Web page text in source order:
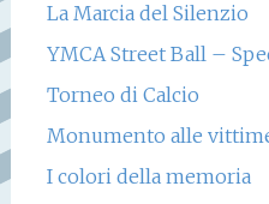
La Marcia del Silenzio
YMCA Street Ball –
Torneo di Calcio
Monumento alle
I colori della memoria